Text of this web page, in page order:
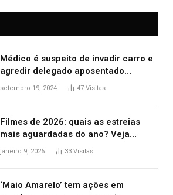
Médico é suspeito de invadir carro e
agredir delegado aposentado
durante confusão no trânsito
setembro 19, 2024 47 Visitas
Filmes de 2026: quais as estreias
mais aguardadas do ano? Veja
principais lançamentos do cinema
janeiro 9, 2026 33 Visitas
‘Maio Amarelo’ tem ações em